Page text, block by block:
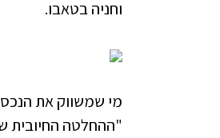
וחניה בטאבו.
מי שמשווק את
"ההחלטה החיובית